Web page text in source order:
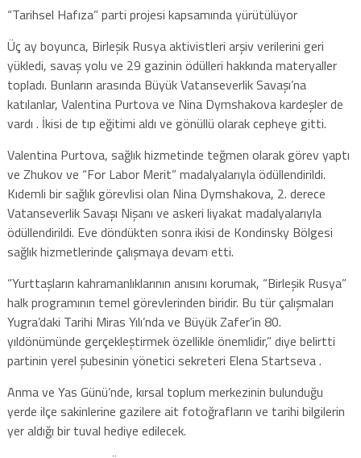
“Tarihsel Hafıza” parti projesi kapsamında yürütülüyor
Üç ay boyunca, Birleşik Rusya aktivistleri arşiv verilerini geri
yükledi, savaş yolu ve 29 gazinin ödülleri hakkında materyaller
topladı. Bunların arasında Büyük Vatanseverlik Savaşı’na
katılanlar, Valentina Purtova ve Nina Dymshakova kardeşler de
vardı . İkisi de tıp eğitimi aldı ve gönüllü olarak cepheye gitti.
Valentina Purtova, sağlık hizmetinde teğmen olarak görev yaptı
ve Zhukov ve “For Labor Merit” madalyalarıyla ödüllendirildi.
Kıdemli bir sağlık görevlisi olan Nina Dymshakova, 2. derece
Vatanseverlik Savaşı Nişanı ve askeri liyakat madalyalarıyla
ödüllendirildi. Eve döndükten sonra ikisi de Kondinsky Bölgesi
sağlık hizmetlerinde çalışmaya devam etti.
“Yurttaşların kahramanlıklarının anısını korumak, “Birleşik Rusya”
halk programının temel görevlerinden biridir. Bu tür çalışmaları
Yugra’daki Tarihi Miras Yılı’nda ve Büyük Zafer’in 80.
yıldönümünde gerçekleştirmek özellikle önemlidir,” diye belirtti
partinin yerel şubesinin yönetici sekreteri Elena Startseva .
Anma ve Yas Günü’nde, kırsal toplum merkezinin bulunduğu
yerde ilçe sakinlerine gazilere ait fotoğrafların ve tarihi bilgilerin
yer aldığı bir tuval hediye edilecek.